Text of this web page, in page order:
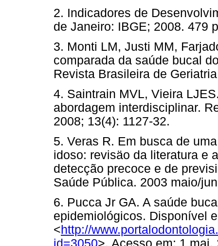
2. Indicadores de
de Janeiro: IBGE; 2008. 479
3. Monti LM, Justi MM,
comparada da saúde bucal
Revista Brasileira de
4. Saintrain MVL, Vieira
abordagem interdisciplinar.
2008; 13(4): 1127-32.
5. Veras R. Em busca de
idoso: revisäo da literatura e
detecção precoce e de
Saúde Pública. 2003 maio/
6. Pucca Jr GA. A saúde
epidemiológicos. Disponível
<http://